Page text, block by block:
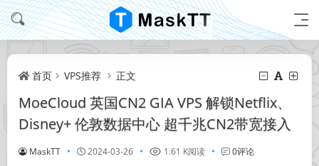
首页 VPS推荐 正文
MoeCloud 英国CN2 GIA VPS 解锁Netflix、
Disney+ 伦敦数据中心 超千兆CN2带宽接入
MaskTT 2024-03-26 1.61 K阅读 0评论